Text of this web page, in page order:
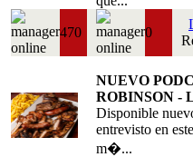
470 0
NUEVO
ROBINSON -
Disponible
entrevisto en
m�...